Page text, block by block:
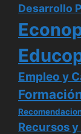
Desarrollo
Empleo y
Recursos